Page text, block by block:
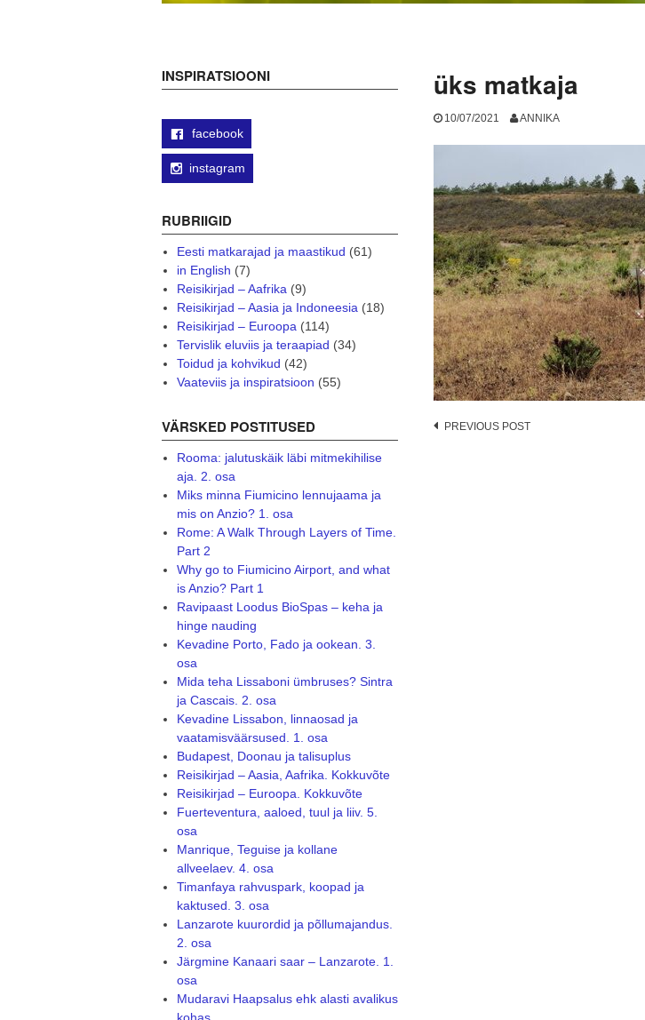
üks matkaja
10/07/2021 ANNIKA
Post
PREVIOUS POST
INSPIRATSIOONI
facebook
instagram
RUBRIIGID
Eesti matkarajad ja maastikud (61)
in English (7)
Reisikirjad – Aafrika(9)
Reisikirjad – Aasia ja Indoneesia(18)
Reisikirjad – Euroopa(114)
Tervislik eluviis ja teraapiad (34)
Toidud ja kohvikud (42)
Vaateviis ja inspiratsioon (55)
VÄRSKED POSTITUSED
Rooma: jalutuskäik läbi mitmekihilise
aja. 2. osa
Miks minna Fiumicino lennujaama ja
mis on Anzio? 1. osa
Rome: A Walk Through Layers of Time.
Part 2
Why go to Fiumicino Airport, and what
is Anzio? Part 1
Ravipaast Loodus BioSpas – keha ja
hinge nauding
Kevadine Porto, Fado ja ookean. 3.
osa
Mida teha Lissaboni ümbruses? Sintra
ja Cascais. 2. osa
Kevadine Lissabon, linnaosad ja
vaatamisväärsused. 1. osa
Budapest, Doonau ja talisuplus
Reisikirjad – Aasia, Aafrika. Kokkuvõte
Reisikirjad – Euroopa. Kokkuvõte
Fuerteventura, aaloed, tuul ja liiv. 5.
osa
Manrique, Teguise ja kollane
allveelaev. 4. osa
Timanfaya rahvuspark, koopad ja
kaktused. 3. osa
Lanzarote kuurordid ja põllumajandus.
2. osa
Järgmine Kanaari saar – Lanzarote. 1.
osa
Mudaravi Haapsalus ehk alasti avalikus